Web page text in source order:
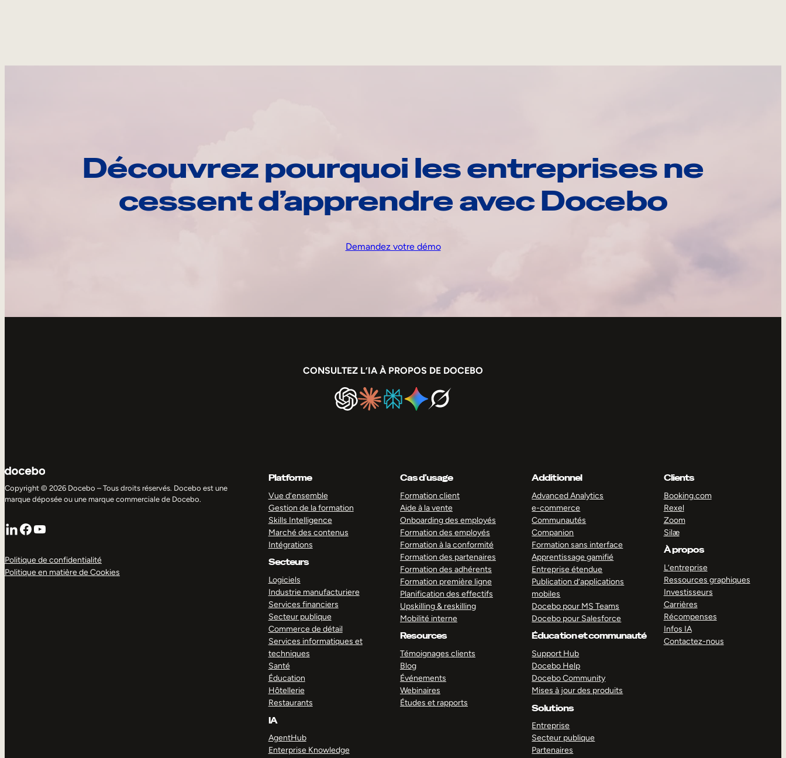
Découvrez pourquoi les entreprises ne
cessent d’apprendre avec Docebo
Demandez votre démo
CONSULTEZ L’IA À PROPOS DE DOCEBO
Copyright © 2026 Docebo – Tous droits réservés. Docebo est une
marque déposée ou une marque commerciale de Docebo.
LinkedIn
Facebook
YouTube
Politique de confidentialité
Politique en matière de Cookies
Platforme
Vue d’ensemble
Gestion de la formation
Skills Intelligence
Marché des contenus
Intégrations
Secteurs
Logiciels
Industrie manufacturiere
Services financiers
Secteur publique
Commerce de détail
Services informatiques et
techniques
Santé
Éducation
Hôtellerie
Restaurants
IA
AgentHub
Enterprise Knowledge
Cas d’usage
Formation client
Aide à la vente
Onboarding des employés
Formation des employés
Formation à la conformité
Formation des partenaires
Formation des adhérents
Formation première ligne
Planification des effectifs
Upskilling & reskilling
Mobilité interne
Resources
Témoignages clients
Blog
Événements
Webinaires
Études et rapports
Additionnel
Advanced Analytics
e-commerce
Communautés
Companion
Formation sans interface
Apprentissage gamifié
Entreprise étendue
Publication d’applications
mobiles
Docebo pour MS Teams
Docebo pour Salesforce
Éducation et communauté
Support Hub
Docebo Help
Docebo Community
Mises à jour des produits
Solutions
Entreprise
Secteur publique
Partenaires
Clients
Booking.com
Rexel
Zoom
Silæ
À propos
L’entreprise
Ressources graphiques
Investisseurs
Carrières
Récompenses
Infos IA
Contactez-nous